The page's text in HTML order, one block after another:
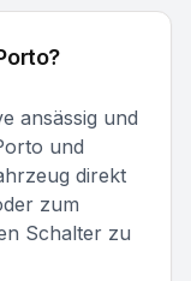
ansässig und
und
direkt
zum
Schalter zu